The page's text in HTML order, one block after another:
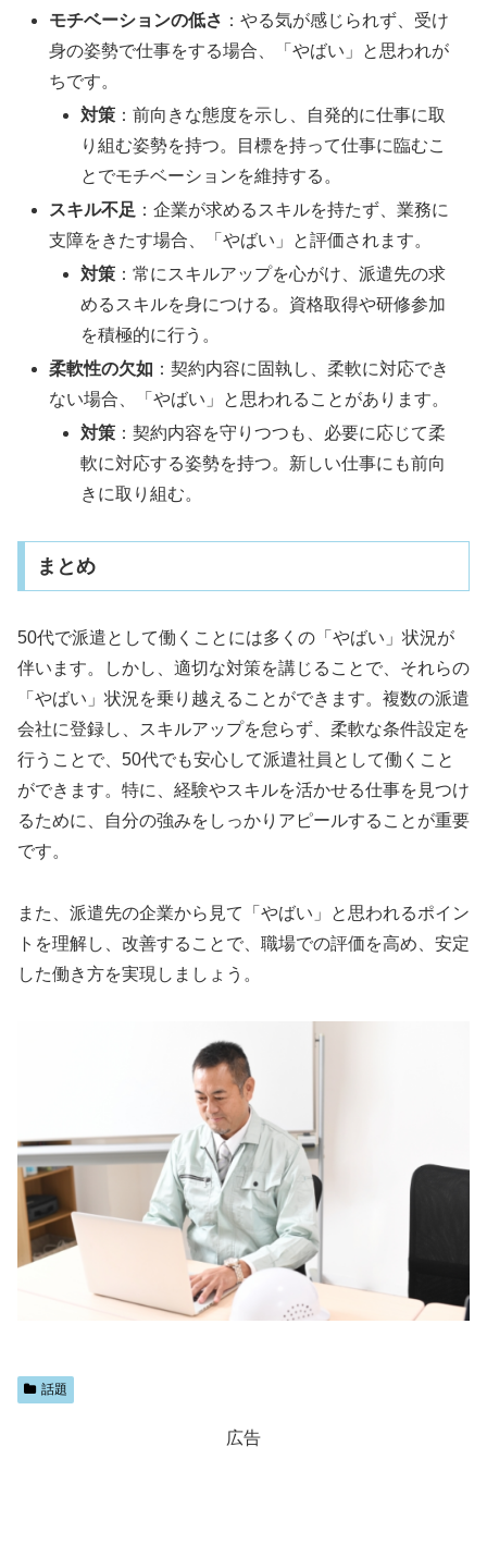
モチベーションの低さ ：やる気が感じられず、受け
身の姿勢で仕事をする場合、「やばい」と思われが
ちです。
対策 ：前向きな態度を示し、自発的に仕事に取
り組む姿勢を持つ。目標を持って仕事に臨むこ
とでモチベーションを維持する。
スキル不足 ：企業が求めるスキルを持たず、業務に
支障をきたす場合、「やばい」と評価されます。
対策 ：常にスキルアップを心がけ、派遣先の求
めるスキルを身につける。資格取得や研修参加
を積極的に行う。
柔軟性の欠如 ：契約内容に固執し、柔軟に対応でき
ない場合、「やばい」と思われることがあります。
対策 ：契約内容を守りつつも、必要に応じて柔
軟に対応する姿勢を持つ。新しい仕事にも前向
きに取り組む。
まとめ
50代で派遣として働くことには多くの「やばい」状況が
伴います。しかし、適切な対策を講じることで、それらの
「やばい」状況を乗り越えることができます。複数の派遣
会社に登録し、スキルアップを怠らず、柔軟な条件設定を
行うことで、50代でも安心して派遣社員として働くこと
ができます。特に、経験やスキルを活かせる仕事を見つけ
るために、自分の強みをしっかりアピールすることが重要
です。
また、派遣先の企業から見て「やばい」と思われるポイン
トを理解し、改善することで、職場での評価を高め、安定
した働き方を実現しましょう。
話題
広告